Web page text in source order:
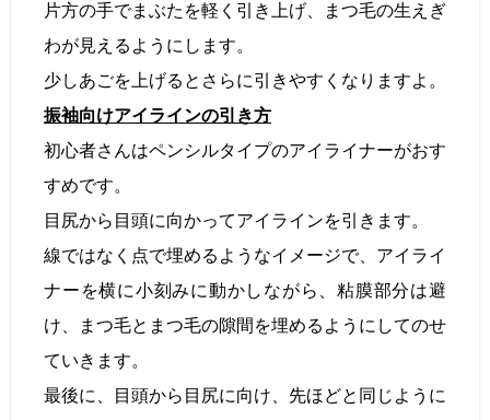
片方の手でまぶたを軽く引き上げ、まつ毛の生えぎ
わが見えるようにします。
少しあごを上げるとさらに引きやすくなりますよ。
振袖向けアイラインの引き方
初心者さんはペンシルタイプのアイライナーがおす
すめです。
目尻から目頭に向かってアイラインを引きます。
線ではなく点で埋めるようなイメージで、アイライ
ナーを横に小刻みに動かしながら、粘膜部分は避
け、まつ毛とまつ毛の隙間を埋めるようにしてのせ
ていきます。
最後に、目頭から目尻に向け、先ほどと同じように